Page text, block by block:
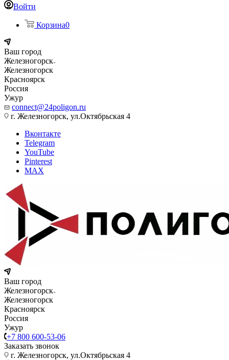
Войти
Корзина0
Ваш город
Железногорск
Железногорск
Красноярск
Россия
Ужур
connect@24poligon.ru
г. Железногорск, ул.Октябрьская 4
Вконтакте
Telegram
YouTube
Pinterest
MAX
Ваш город
Железногорск
Железногорск
Красноярск
Россия
Ужур
+7 800 600-53-06
Заказать звонок
г. Железногорск, ул.Октябрьская 4